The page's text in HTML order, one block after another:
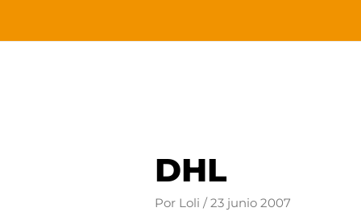
DHL
Por Loli/23 junio 2007